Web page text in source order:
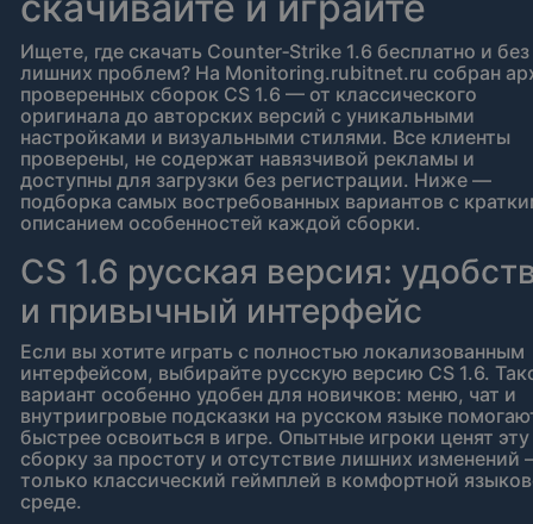
Ищете, где скачать Counter‑Strike 1.6 бесплатно и без
лишних проблем? На Monitoring.rubitnet.ru собран
проверенных сборок CS 1.6 — от классического
оригинала до авторских версий с уникальными
настройками и визуальными стилями. Все клиенты
проверены, не содержат навязчивой рекламы и
доступны для загрузки без регистрации. Ниже —
подборка самых востребованных вариантов с
описанием особенностей каждой сборки.
CS 1.6 русская версия:
и привычный интерфейс
Если вы хотите играть с полностью локализованным
интерфейсом, выбирайте русскую версию CS 1.6.
вариант особенно удобен для новичков: меню, чат и
внутриигровые подсказки на русском языке
быстрее освоиться в игре. Опытные игроки ценят эту
сборку за простоту и отсутствие лишних изменений
только классический геймплей в комфортной
среде.